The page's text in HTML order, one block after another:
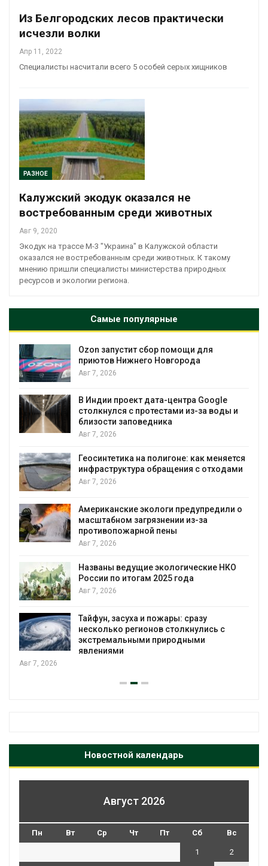
Из Белгородских лесов практически
исчезли волки
Апр 11, 2022
Специалисты насчитали всего 5 особей серых хищников
РАЗНОЕ
Калужский экодук оказался не
востребованным среди животных
Авг 9, 2020
Экодук на трассе М-3 "Украина" в Калужской области
оказался не востребованным среди животных. К такому
мнению пришли специалисты министерства природных
ресурсов и экологии региона.
Самые популярные
Ozon запустит сбор помощи для
приютов Нижнего Новгорода
Авг 7, 2026
В Индии проект дата-центра Google
столкнулся с протестами из-за воды и
близости заповедника
Авг 7, 2026
Геосинтетика на полигоне: как меняется
инфраструктура обращения с отходами
Авг 7, 2026
Американские экологи предупредили о
масштабном загрязнении из-за
противопожарной пены
Авг 7, 2026
Названы ведущие экологические НКО
России по итогам 2025 года
Авг 7, 2026
Тайфун, засуха и пожары: сразу
несколько регионов столкнулись с
экстремальными природными
явлениями
Авг 7, 2026
Новостной календарь
Август 2026
Пн Вт Ср Чт Пт Сб Вс
1 2